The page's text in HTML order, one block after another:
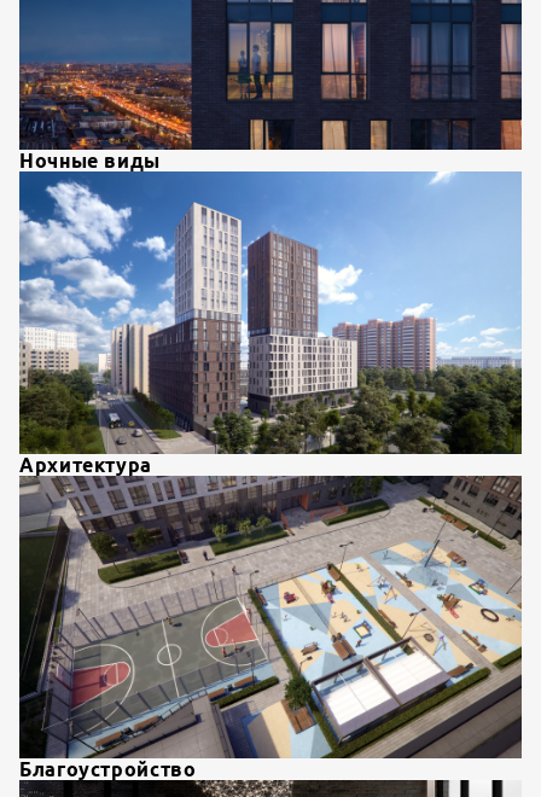
Ночные виды
Архитектура
Благоустройство